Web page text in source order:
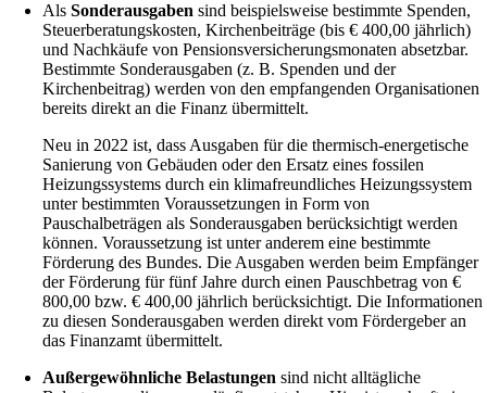
AlsSonderausgaben sind beispielsweise bestimmte Spenden,
Steuerberatungskosten, Kirchenbeiträge (bis € 400,00 jährlich)
und Nachkäufe von Pensionsversicherungsmonaten absetzbar.
Bestimmte Sonderausgaben (z. B. Spenden und der
Kirchenbeitrag) werden von den empfangenden Organisationen
bereits direkt an die Finanz übermittelt.
Neu in 2022 ist, dass Ausgaben für die thermisch-energetische
Sanierung von Gebäuden oder den Ersatz eines fossilen
Heizungssystems durch ein klimafreundliches Heizungssystem
unter bestimmten Voraussetzungen in Form von
Pauschalbeträgen als Sonderausgaben berücksichtigt werden
können. Voraussetzung ist unter anderem eine bestimmte
Förderung des Bundes. Die Ausgaben werden beim Empfänger
der Förderung für fünf Jahre durch einen Pauschbetrag von €
800,00 bzw. € 400,00 jährlich berücksichtigt. Die Informationen
zu diesen Sonderausgaben werden direkt vom Fördergeber an
das Finanzamt übermittelt.
Außergewöhnliche Belastungen sind nicht alltägliche